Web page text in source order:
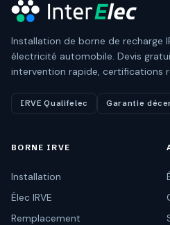
Installation de borne de recharge
électricité automobile. Devis
intervention rapide, certifications
IRVE Qualifelec Garantie
BORNE IRVE
Installation
Élec IRVE
Remplacement